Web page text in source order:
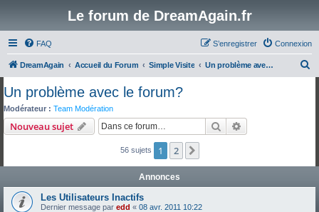
Le forum de DreamAgain.fr
FAQ Connexion
S’enregistrer
DreamAgain Accueil du Forum Simple Visite Un problème avec le forum?
c
Un problème avec le forum?
Modérateur : Team Modération
Nouveau sujet Rechercher
56 sujets 1 2
Annonces
Les Utilisateurs Inactifs
Dernier message par edd « 08 avr. 2011 10:22